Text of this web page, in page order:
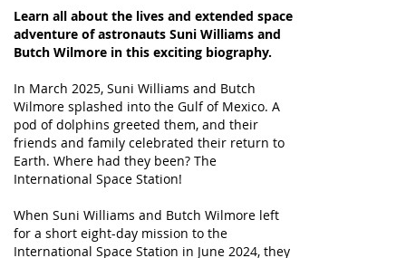
Learn all about the lives and extended space
adventure of astronauts Suni Williams and
Butch Wilmore in this exciting biography.
In March 2025, Suni Williams and Butch
Wilmore splashed into the Gulf of Mexico. A
pod of dolphins greeted them, and their
friends and family celebrated their return to
Earth. Where had they been? The
International Space Station!
When Suni Williams and Butch Wilmore left
for a short eight-day mission to the
International Space Station in June 2024, they